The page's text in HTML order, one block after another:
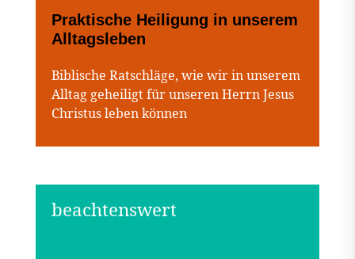
Praktische Heiligung in unserem
Alltagsleben
Biblische Ratschläge, wie wir in unserem
Alltag geheiligt für unseren Herrn Jesus
Christus leben können